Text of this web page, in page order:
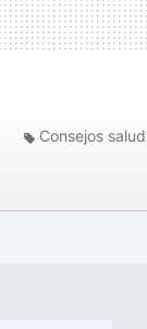
Consejos